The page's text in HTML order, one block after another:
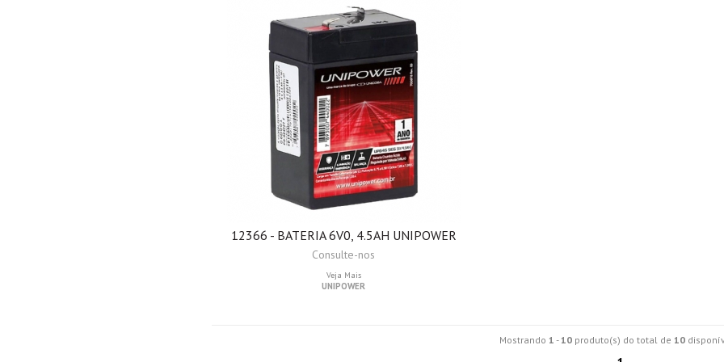
12366 - BATERIA 6V0, 4.5AH UNIPOWER
Consulte-nos
Veja Mais
UNIPOWER
Mostrando 1 - 10produto(s) do total de 10